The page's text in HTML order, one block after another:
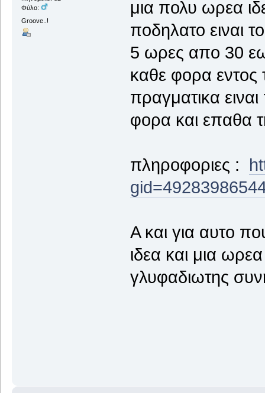
Φύλο:
Groove..!
μια πολυ ωρεα
ποδηλατο ειναι
5 ωρες απο 30
καθε φορα εντος
πραγματικα
φορα και επαθα
πληροφοριες :
A και για αυτο
ιδεα και μια
γλυφαδιωτης